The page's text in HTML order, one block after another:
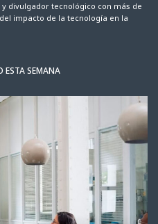
divulgador tecnológico con más de
impacto de la tecnología en la
ESTA SEMANA